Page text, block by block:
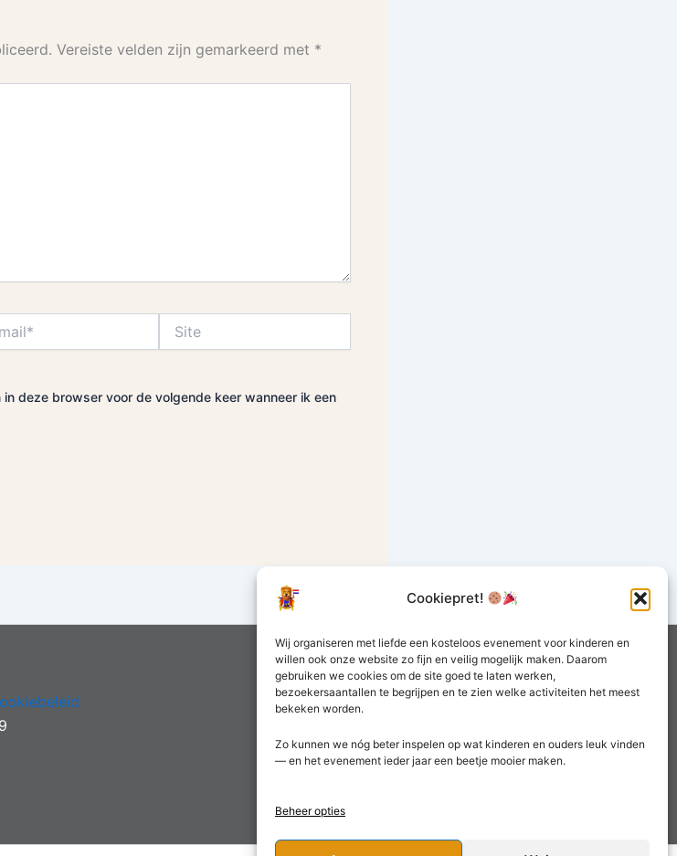
Cookiepret!
Wij organiseren met liefde een kosteloos evenement voor kinderen en
willen ook onze website zo fijn en veilig mogelijk maken. Daarom
gebruiken we cookies om de site goed te laten werken,
bezoekersaantallen te begrijpen en te zien welke activiteiten het meest
bekeken worden.
Zo kunnen we nóg beter inspelen op wat kinderen en ouders leuk vinden
— en het evenement ieder jaar een beetje mooier maken.
Beheer opties
Vereiste velden zijn gemarkeerd met *
deze browser voor de volgende keer wanneer ik een